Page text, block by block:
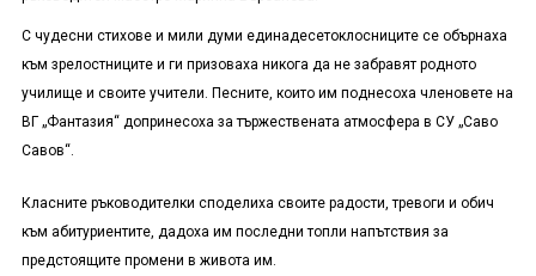
С чудесни стихове и мили думи единадесетоклосниците се обърнаха
към зрелостниците и ги призоваха никога да не забравят родното
училище и своите учители. Песните, които им поднесоха членовете на
ВГ „Фантазия“ допринесоха за тържествената атмосфера в СУ „Саво
Савов“.
Класните ръководителки споделиха своите радости, тревоги и обич
към абитуриентите, дадоха им последни топли напътствия за
предстоящите промени в живота им.